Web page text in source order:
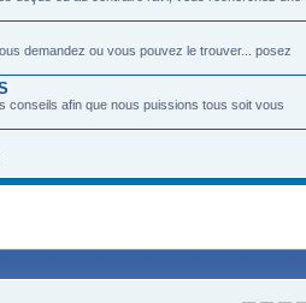
demandez ou vous pouvez le trouver... posez
afin que nous puissions tous soit vous